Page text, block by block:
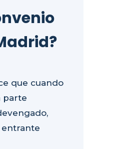
que cuando
parte
entrante